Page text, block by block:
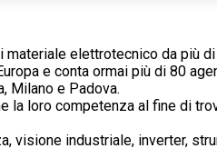
Industry
Standards
Terms and
Terms and
elettrotecnico da più di
e conta ormai più di 80
Milano e Padova.
la loro competenza al fine di
visione industriale, inverter,